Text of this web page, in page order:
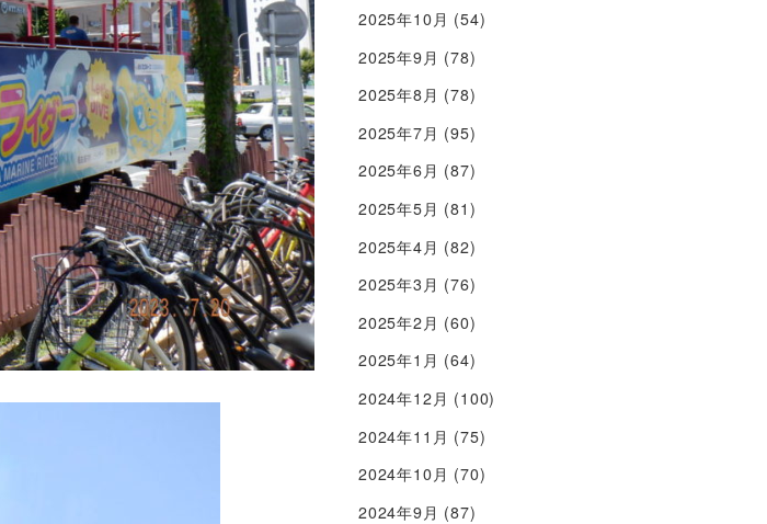
2025年10月 (54)
2025年9月 (78)
2025年8月 (78)
2025年7月 (95)
2025年6月 (87)
2025年5月 (81)
2025年4月 (82)
2025年3月 (76)
2025年2月 (60)
2025年1月 (64)
2024年12月 (100)
2024年11月 (75)
2024年10月 (70)
2024年9月 (87)